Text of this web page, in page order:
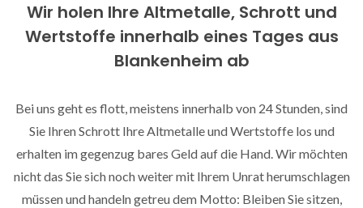
Wir holen Ihre Altmetalle, Schrott und
Wertstoffe innerhalb eines Tages aus
Blankenheim ab
Bei uns geht es flott, meistens innerhalb von 24 Stunden, sind
Sie Ihren Schrott Ihre Altmetalle und Wertstoffe los und
erhalten im gegenzug bares Geld auf die Hand. Wir möchten
nicht das Sie sich noch weiter mit Ihrem Unrat herumschlagen
müssen und handeln getreu dem Motto: Bleiben Sie sitzen,